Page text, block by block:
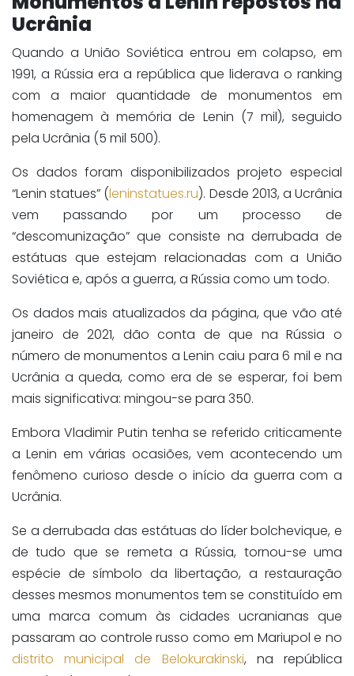
Ucrânia
Quando a União Soviética entrou em colapso, em
1991, a Rússia era a república que liderava o ranking
com a maior quantidade de monumentos em
homenagem à memória de Lenin (7 mil), seguido
pela Ucrânia (5 mil 500).
Os dados foram disponibilizados projeto especial
“Lenin statues” (leninstatues.ru). Desde 2013, a Ucrânia
vem passando por um processo de
“descomunização” que consiste na derrubada de
estátuas que estejam relacionadas com a União
Soviética e, após a guerra, a Rússia como um todo.
Os dados mais atualizados da página, que vão até
janeiro de 2021, dão conta de que na Rússia o
número de monumentos a Lenin caiu para 6 mil e na
Ucrânia a queda, como era de se esperar, foi bem
mais significativa: mingou-se para 350.
Embora Vladimir Putin tenha se referido criticamente
a Lenin em várias ocasiões, vem acontecendo um
fenômeno curioso desde o início da guerra com a
Ucrânia.
Se a derrubada das estátuas do líder bolchevique, e
de tudo que se remeta a Rússia, tornou-se uma
espécie de símbolo da libertação, a restauração
desses mesmos monumentos tem se constituído em
uma marca comum às cidades ucranianas que
passaram ao controle russo como em Mariupol e no
distrito municipal de Belokurakinski, na república